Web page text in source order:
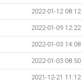
2022-01-12 08:12
2022-01-09 12:22
2022-01-03 14:08
2022-01-03 08:50
2021-12-21 11:12